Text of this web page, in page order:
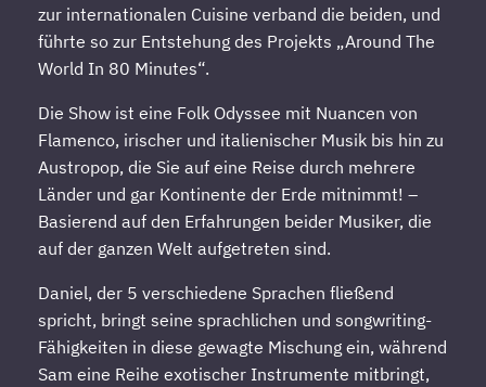
zur internationalen Cuisine verband die beiden, und
führte so zur Entstehung des Projekts „Around The
World In 80 Minutes“.
Die Show ist eine Folk Odyssee mit Nuancen von
Flamenco, irischer und italienischer Musik bis hin zu
Austropop, die Sie auf eine Reise durch mehrere
Länder und gar Kontinente der Erde mitnimmt! –
Basierend auf den Erfahrungen beider Musiker, die
auf der ganzen Welt aufgetreten sind.
Daniel, der 5 verschiedene Sprachen fließend
spricht, bringt seine sprachlichen und songwriting-
Fähigkeiten in diese gewagte Mischung ein, während
Sam eine Reihe exotischer Instrumente mitbringt,